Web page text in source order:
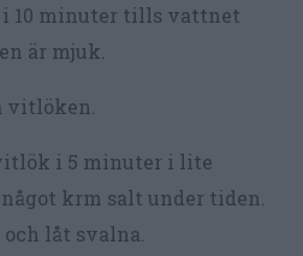
i 10 minuter tills vattnet
är mjuk.
vitlöken.
i 5 minuter i lite
krm salt under tiden.
låt svalna.